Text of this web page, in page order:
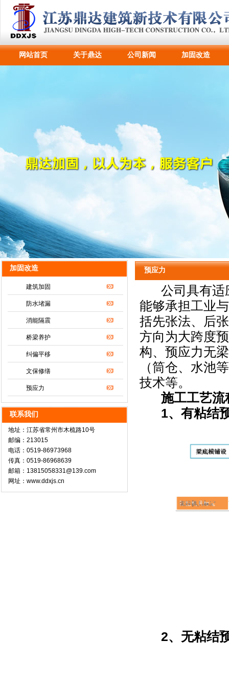
网站首页 关于鼎达 公司新闻 加固改造
加固改造
建筑加固
防水堵漏
消能隔震
桥梁养护
纠偏平移
文保修缮
预应力
联系我们
地址：江苏省常州市木梳路10号
邮编：213015
电话：0519-86973968
传真：0519-86968639
邮箱：13815058331@139.com
网址：www.ddxjs.cn
预应力
公司具有适
能够承担工业
括先张法、后
方向为大跨度
构、预应力无
（筒仓、水池
技术等。
施工工艺流
1、有粘结
2、无粘结